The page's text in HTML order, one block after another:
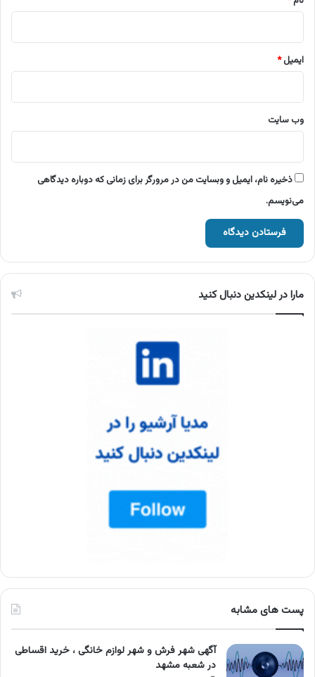
ایمیل*
وب‌ سایت
ذخیره نام، ایمیل و وبسایت من در مرورگر برای زمانی که دوباره دیدگاهی
می‌نویسم.
مارا در لینکدین دنبال کنید
پست های مشابه
آگهی شهر فرش و شهر لوازم خانگی ، خرید اقساطی
در شعبه مشهد